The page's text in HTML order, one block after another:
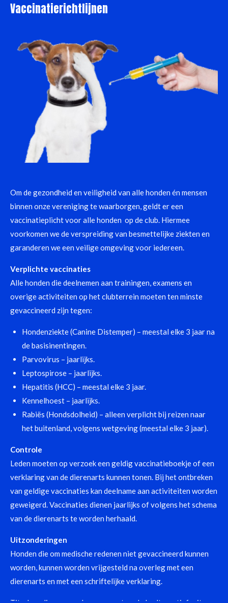
Vaccinatierichtlijnen
Om de gezondheid en veiligheid van alle honden én mensen
binnen onze vereniging te waarborgen, geldt er een
vaccinatieplicht voor alle honden op de club. Hiermee
voorkomen we de verspreiding van besmettelijke ziekten en
garanderen we een veilige omgeving voor iedereen.
Verplichte vaccinaties
Alle honden die deelnemen aan trainingen, examens en
overige activiteiten op het clubterrein moeten ten minste
gevaccineerd zijn tegen:
Hondenziekte (Canine Distemper) – meestal elke 3 jaar na
de basisinentingen.
Parvovirus – jaarlijks.
Leptospirose – jaarlijks.
Hepatitis (HCC) – meestal elke 3 jaar.
Kennelhoest – jaarlijks.
Rabiës (Hondsdolheid) – alleen verplicht bij reizen naar
het buitenland, volgens wetgeving (meestal elke 3 jaar).
Controle
Leden moeten op verzoek een geldig vaccinatieboekje of een
verklaring van de dierenarts kunnen tonen. Bij het ontbreken
van geldige vaccinaties kan deelname aan activiteiten worden
geweigerd. Vaccinaties dienen jaarlijks of volgens het schema
van de dierenarts te worden herhaald.
Uitzonderingen
Honden die om medische redenen niet gevaccineerd kunnen
worden, kunnen worden vrijgesteld na overleg met een
dierenarts en met een schriftelijke verklaring.